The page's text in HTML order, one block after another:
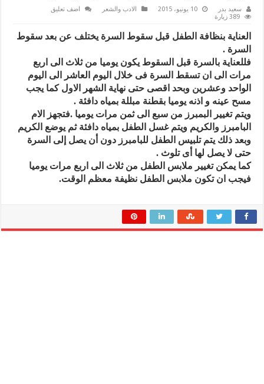
سعيد بدر 10 يونيو، 2015 الادب والشعر
اضف تعليق
389 زيارة
العناية بنظافة الطفل قبل سقوط السرة يختلف عن بعد سقوط
السرة .
فللعناية بالسرة قبل السقوط يكون يوميا من ثلاث الى اربع
مرات الى ان تسقط السرة فى خلال اليوم العاشر الى اليوم
الواحد وعشرين وبحد اقصى حتى نهاية الشهر الاول كما يجب
مسح عينه و اذنه يوميا بقطنة مبللة بمياه دافئة .
ويتم تغيير البمبرز من سبع الى ثمن مرات يوميا .فتجهز الام
البامبرز والكريم ويتم غسل الطفل بمياه دافئة ثم يوضع الكريم
وبعد ذلك يتم تلبيس الطفل للبامبرز دون أن يصل إلى السرة
حتى لا يصل لها أى تلوث .
كما يمكن تغيير ملابس الطفل من ثلاث الى اربع مرات يوميا
فيجب ان تكون ملابس الطفل نظيفة معظم الوقت.